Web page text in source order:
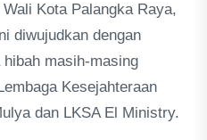
Kota Palangka Raya,
diwujudkan dengan
masih-masing
Kesejahteraan
dan LKSA El Ministry.